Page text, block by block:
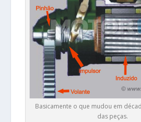
Basicamente o que mudou em
das peças.